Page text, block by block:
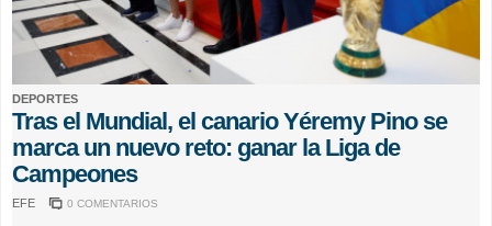
DEPORTES
Tras el Mundial, el canario Yéremy Pino se
marca un nuevo reto: ganar la Liga de
Campeones
EFE 0 COMENTARIOS